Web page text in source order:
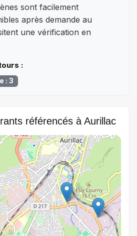
sont facilement
après demande au
une vérification en
:
: 3
référencés à Aurillac